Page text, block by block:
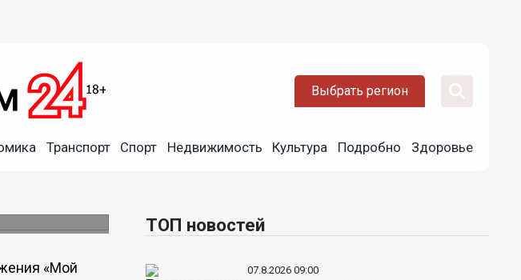
Выбрать регион
Транспорт Спорт Недвижимость Культура Подробно Здоровье
«Мой
ТОП новостей
07.8.2026 09:00